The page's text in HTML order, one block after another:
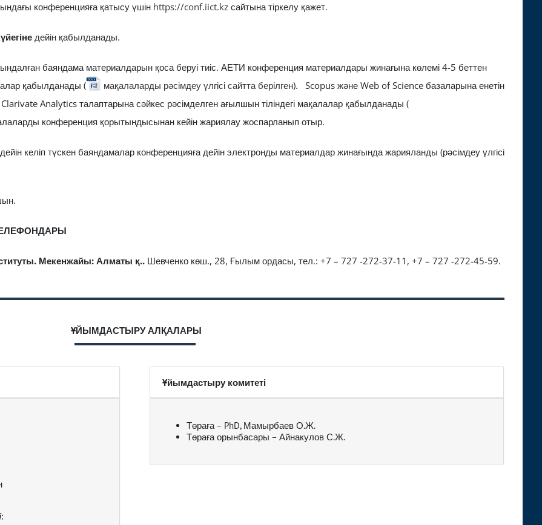
конференцияға қатысу үшін https://conf.iict.kz сайтына тіркелу қажет.
дейін қабылданады.
баяндама материалдарын қоса беруі тиіс. АЕТИ конференция материалдары жинағына көлемі 4-5 беттен
қабылданады (
мақалаларды рәсімдеу үлгісі сайтта берілген). Scopus және Web of Science базаларына енетін
Analytics талаптарына сәйкес рәсімделген ағылшын тіліндегі мақалалар қабылданады (
конференция қорытындысынан кейін жариялау жоспарланып отыр.
дейін келіп түскен баяндамалар конференцияға дейін электронды материалдар жинағында жарияланды (рәсімдеу үлгісі
ДАРЫ
Мекенжайы: Алматы қ.. Шевченко көш., 28, Ғылым ордасы, тел.: +7 – 727 -272-37-11, +7 – 727 -272-45-59.
ҰЙЫМДАСТЫРУ АЛҚАЛАРЫ
:
Ұйымдастыру комитеті
Төраға – PhD, Мамырбаев О.Ж.
Төраға орынбасары – Айнакулов С.Ж.